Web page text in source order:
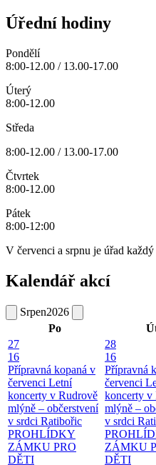
Úřední hodiny
Pondělí
8:00-12.00 / 13.00-17.00
Úterý
8:00-12.00
Středa
8:00-12.00 / 13.00-17.00
Čtvrtek
8:00-12.00
Pátek
8:00-12:00
V červenci a srpnu je úřad
Kalendář akcí
Srpen2026
Po
27
16
Přípravná kopaná v
červenci Letní
koncerty v Rudrově
mlýně – občerstvení
v srdci Ratibořic
PROHLÍDKY
ZÁMKU PRO
DĚTI
28
16
Přípravná
červenci
koncerty v
mlýně –
v srdci
ZÁMKU
DĚTI